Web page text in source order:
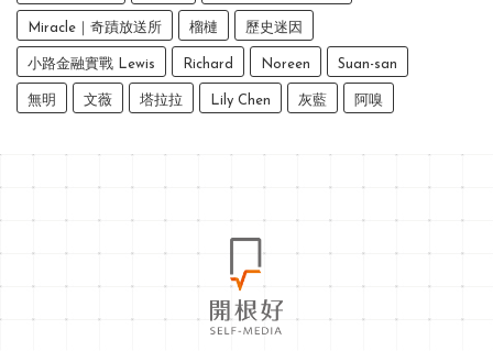
Miracle｜奇蹟放送所 榴槤 歷史迷因
小路金融實戰 Lewis Richard Noreen Suan-san
無明 文薇 塔拉拉 Lily Chen 灰藍 阿嗅